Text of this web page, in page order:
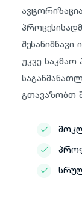
უკვე
გთავაზობთ